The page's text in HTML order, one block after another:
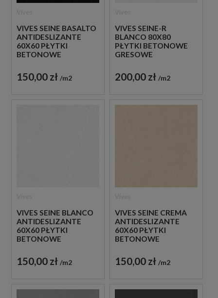
VIVES SEINE BASALTO
ANTIDESLIZANTE
60X60 PŁYTKI
BETONOWE
150,00 zł m2
VIVES SEINE-R
BLANCO 80X80
PŁYTKI BETONOWE
GRESOWE
200,00 zł m2
VIVES SEINE BLANCO
ANTIDESLIZANTE
60X60 PŁYTKI
BETONOWE
150,00 zł m2
VIVES SEINE CREMA
ANTIDESLIZANTE
60X60 PŁYTKI
BETONOWE
150,00 zł m2